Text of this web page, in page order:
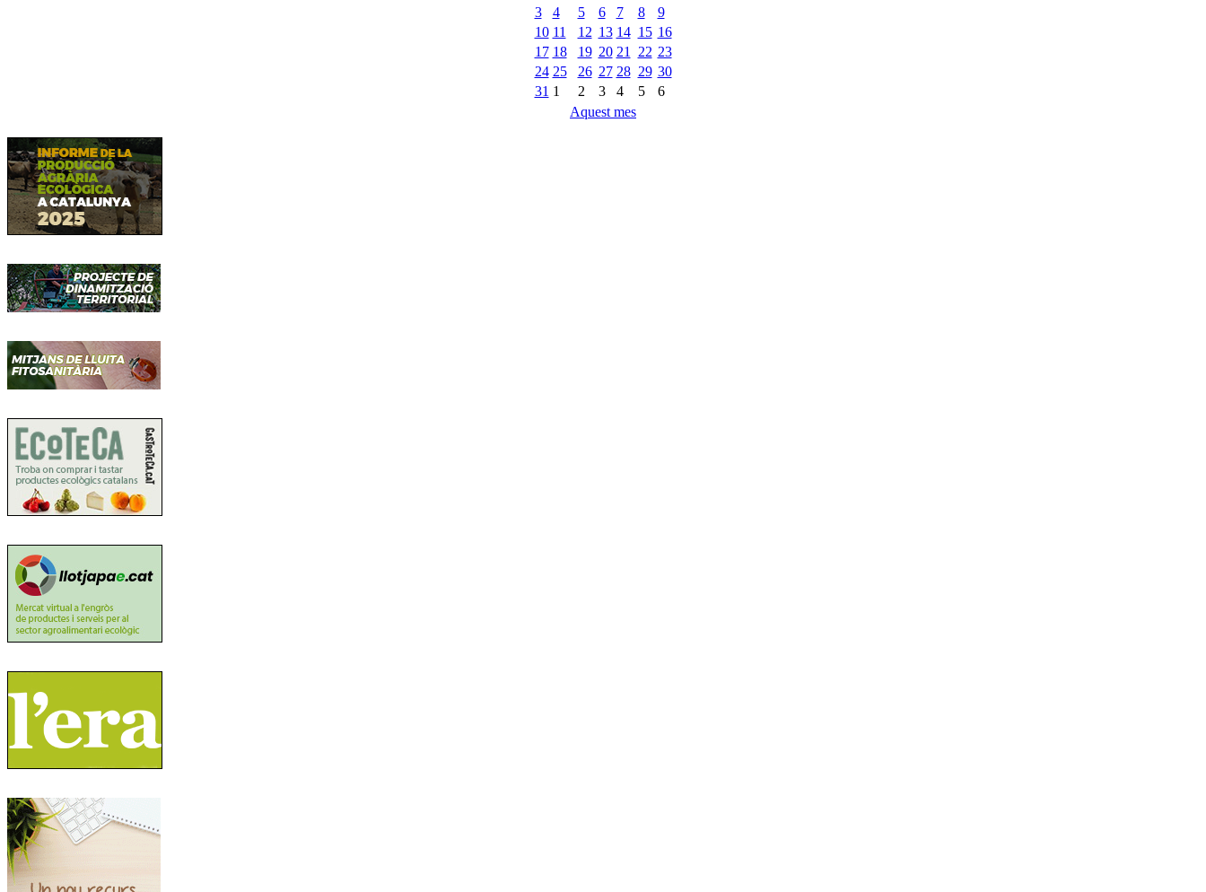
3
4 5 6 7 8
9
10 11 12 13 14 15 16
17 18 19 20 21 22 23
24 25 26 27 28 29 30
31 1 2 3 4 5
6
Aquest mes